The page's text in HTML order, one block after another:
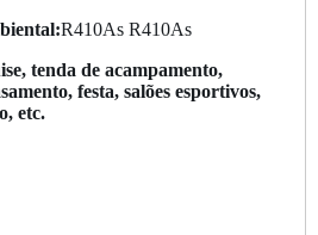
R410As R410As
tenda de acampamento,
festa, salões esportivos,
etc.